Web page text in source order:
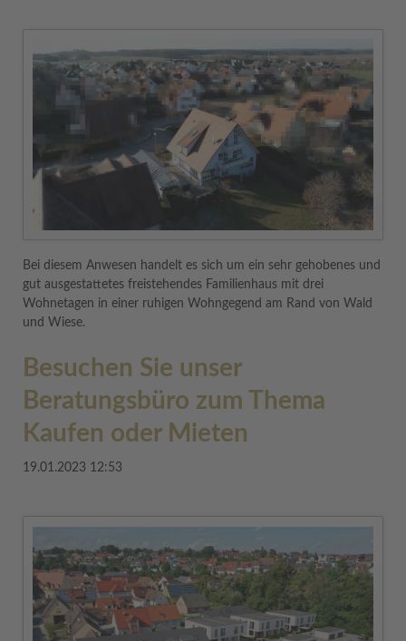
Bei diesem Anwesen handelt es sich um ein sehr gehobenes und
gut ausgestattetes freistehendes Familienhaus mit drei
Wohnetagen in einer ruhigen Wohngegend am Rand von Wald
und Wiese.
Besuchen Sie unser
Beratungsbüro zum Thema
Kaufen oder Mieten
19.01.2023 12:53